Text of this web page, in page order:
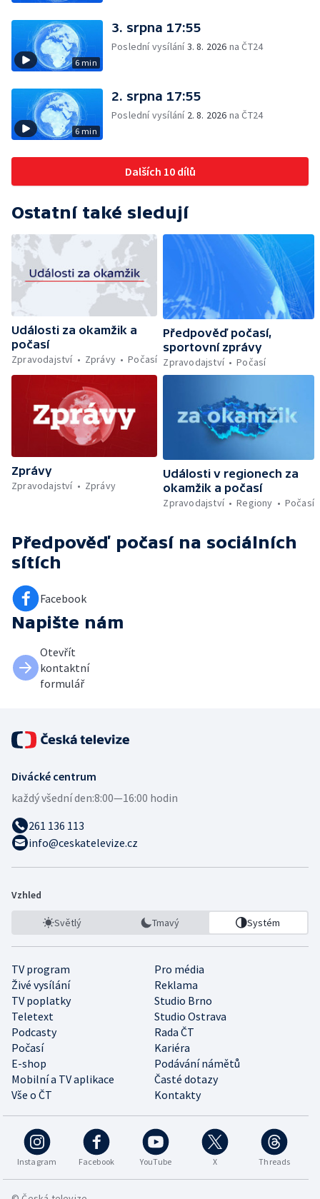
6 min
3. srpna 17:55
Poslední vysílání3. 8. 2026 na ČT24
6 min
2. srpna 17:55
Poslední vysílání 2. 8. 2026 na ČT24
Dalších 10 dílů
Ostatní také sledují
Události za okamžik a
počasí
Zpravodajství
Zprávy Počasí
Předpověď počasí,
sportovní zprávy
Zpravodajství
Počasí
Zprávy
Zpravodajství
Zprávy
Události v regionech za
okamžik a počasí
Zpravodajství
Regiony Počasí
Předpověď počasí na sociálních
sítích
Facebook
Napište nám
Otevřít
kontaktní
formulář
Divácké centrum
každý všední den:8:00—16:00 hodin
261 136 113
info@ceskatelevize.cz
Vzhled
Světlý Tmavý Systém
TV program
Pro média
Živé vysílání
Reklama
TV poplatky
Studio Brno
Teletext
Studio Ostrava
Podcasty
Rada ČT
Počasí
Kariéra
E-shop
Podávání námětů
Mobilní a TV aplikace
Časté dotazy
Vše o ČT
Kontakty
Instagram Facebook YouTube X Threads